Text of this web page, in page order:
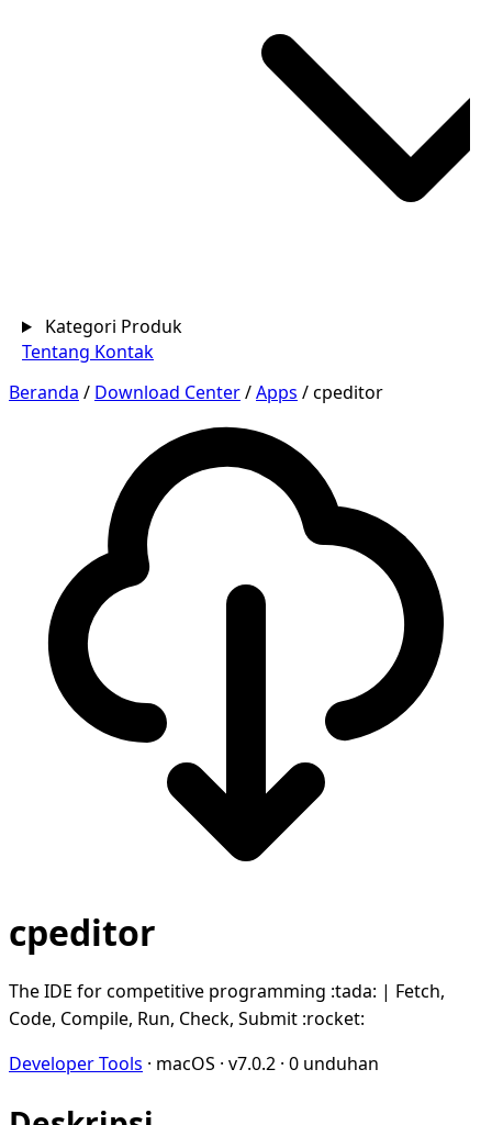
Kategori Produk
Tentang Kontak
Beranda / Download Center/Apps /cpeditor
cpeditor
The IDE for competitive programming :tada: | Fetch,
Code, Compile, Run, Check, Submit :rocket:
Developer Tools · macOS · v7.0.2 · 0 unduhan